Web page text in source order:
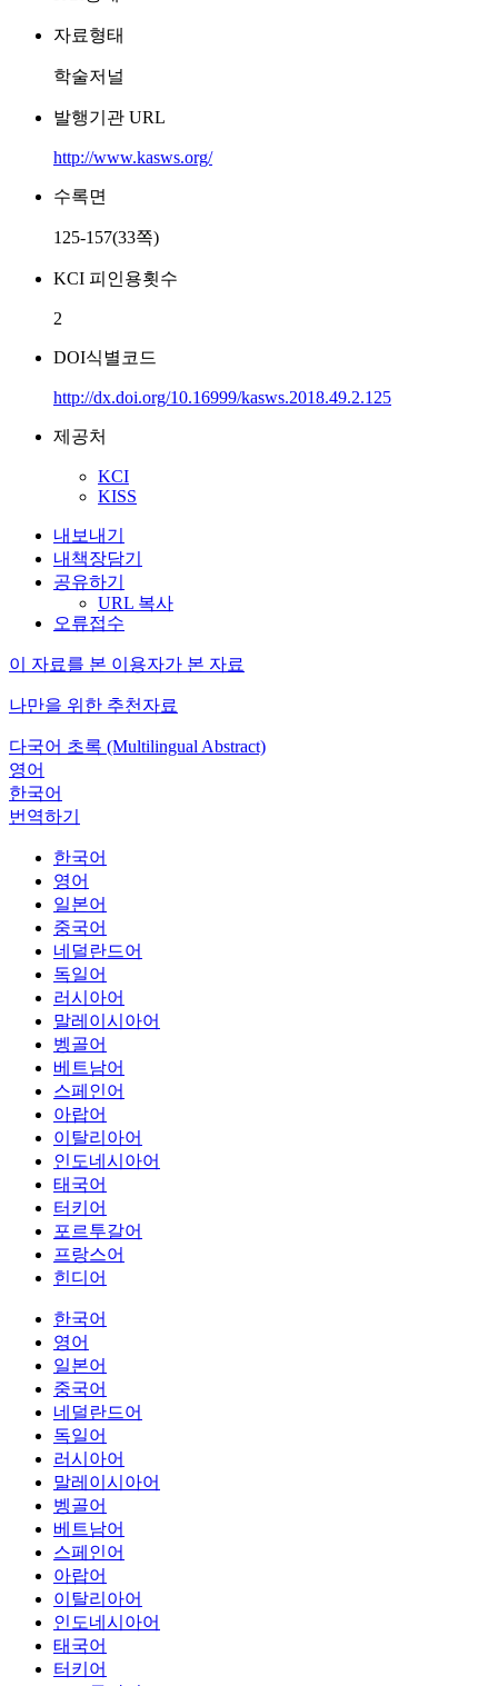
자료형태
학술저널
발행기관 URL
http://www.kasws.org/
수록면
125-157(33쪽)
KCI 피인용횟수
2
DOI식별코드
http://dx.doi.org/10.16999/kasws.2018.49.2.125
제공처
KCI
KISS
내보내기
내책장담기
공유하기
URL 복사
오류접수
이 자료를 본 이용자가 본 자료
나만을 위한 추천자료
다국어 초록 (Multilingual Abstract)
영어
한국어
번역하기
한국어
영어
일본어
중국어
네덜란드어
독일어
러시아어
말레이시아어
벵골어
베트남어
스페인어
아랍어
이탈리아어
인도네시아어
태국어
터키어
포르투갈어
프랑스어
힌디어
한국어
영어
일본어
중국어
네덜란드어
독일어
러시아어
말레이시아어
벵골어
베트남어
스페인어
아랍어
이탈리아어
인도네시아어
태국어
터키어